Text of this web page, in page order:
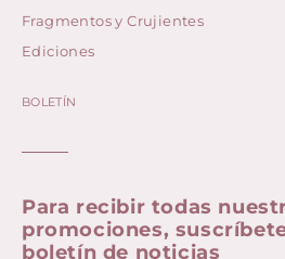
Fragmentos y Crujientes
Ediciones
BOLETÍN
Para recibir todas
promociones,
boletín de noticias